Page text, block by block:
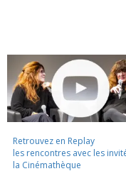
Retrouvez en Replay
les rencontres avec les
la Cinémathèque